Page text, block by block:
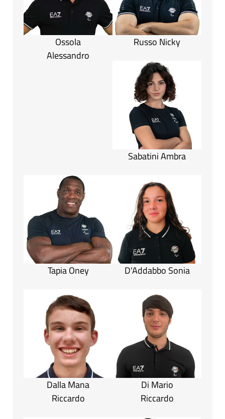
Ossola
Alessandro
Russo Nicky
Sabatini Ambra
Tapia Oney D'Addabbo Sonia
Dalla Mana
Riccardo
Di Mario
Riccardo